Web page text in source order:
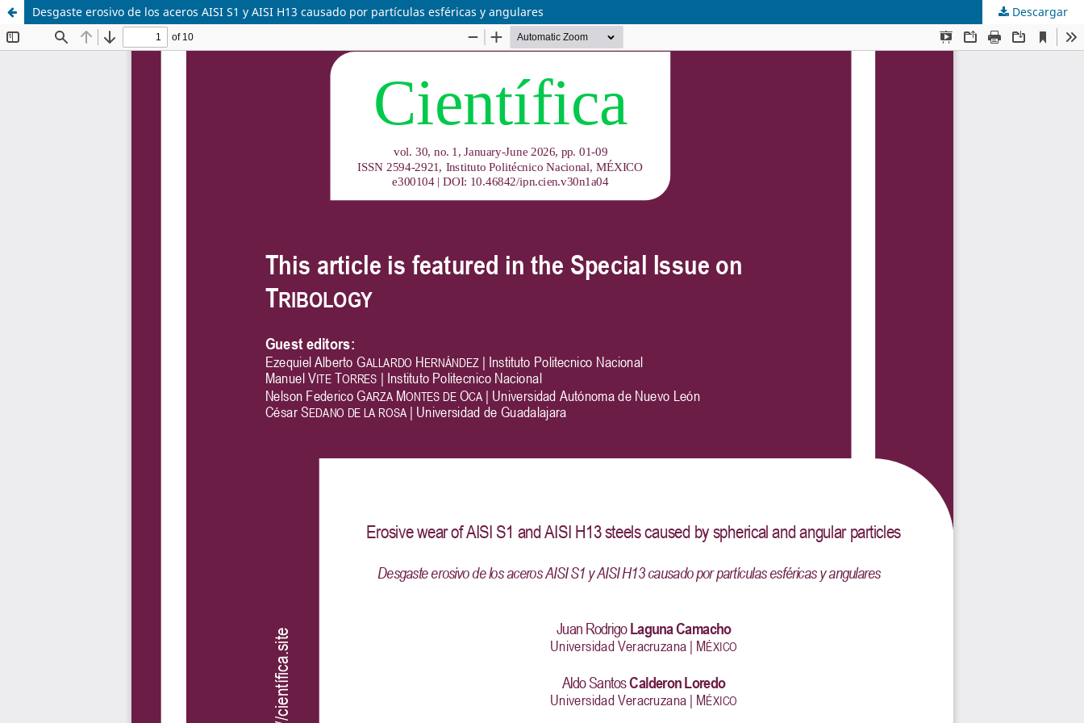
Desgaste erosivo de los aceros AISI S1 y AISI H13 causado por partículas esféricas y angulares Descargar